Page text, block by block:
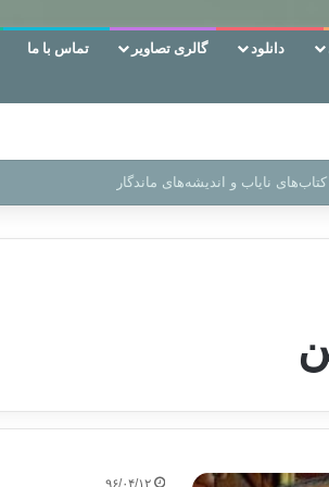
دانلود گالری تصاویر تماس با ما
۹۶/۰۴/۱۲